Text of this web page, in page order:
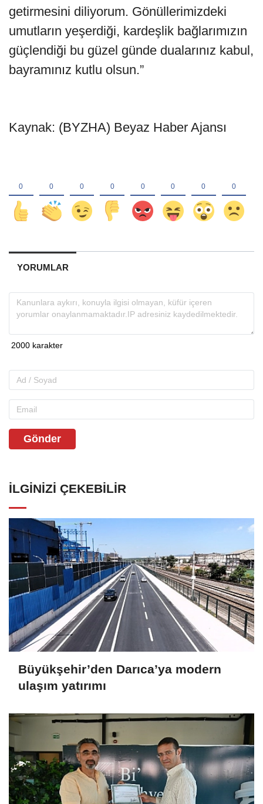
getirmesini diliyorum. Gönüllerimizdeki
umutların yeşerdiği, kardeşlik bağlarımızın
güçlendiği bu güzel günde dualarınız kabul,
bayramınız kutlu olsun.”
Kaynak: (BYZHA) Beyaz Haber Ajansı
YORUMLAR
Gönder
İLGINIZI ÇEKEBILIR
Büyükşehir’den Darıca’ya modern
ulaşım yatırımı